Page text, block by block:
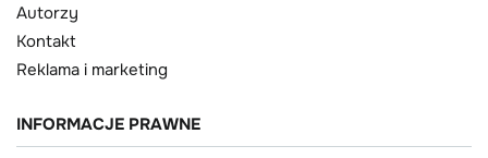
Autorzy
Kontakt
Reklama i marketing
INFORMACJE PRAWNE